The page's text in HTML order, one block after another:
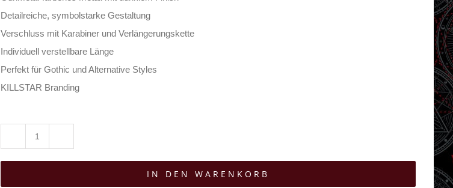
Detailreiche, symbolstarke Gestaltung
Verschluss mit Karabiner und Verlängerungskette
Individuell verstellbare Länge
Perfekt für Gothic und Alternative Styles
KILLSTAR Branding
Choker
IN DEN WARENKORB